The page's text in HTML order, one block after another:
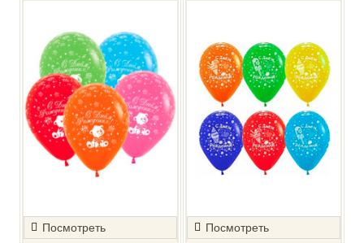
Посмотреть Посмотреть